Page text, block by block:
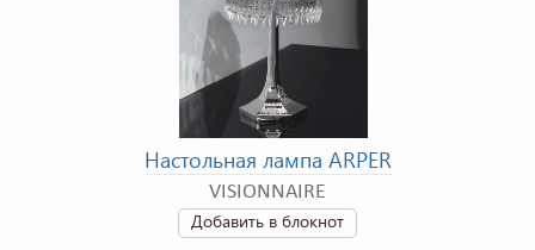
Настольная лампа ARPER
VISIONNAIRE
Добавить в блокнот